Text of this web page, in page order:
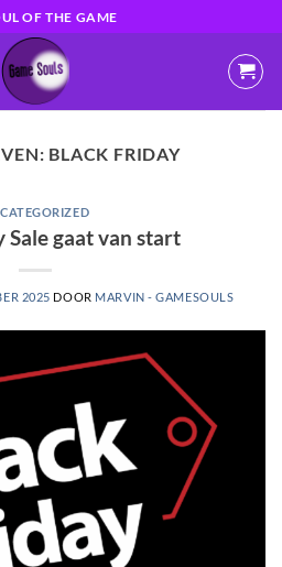
OF THE GAME
BLACK FRIDAY
Sale gaat van start
2025 DOOR MARVIN - GAMESOULS